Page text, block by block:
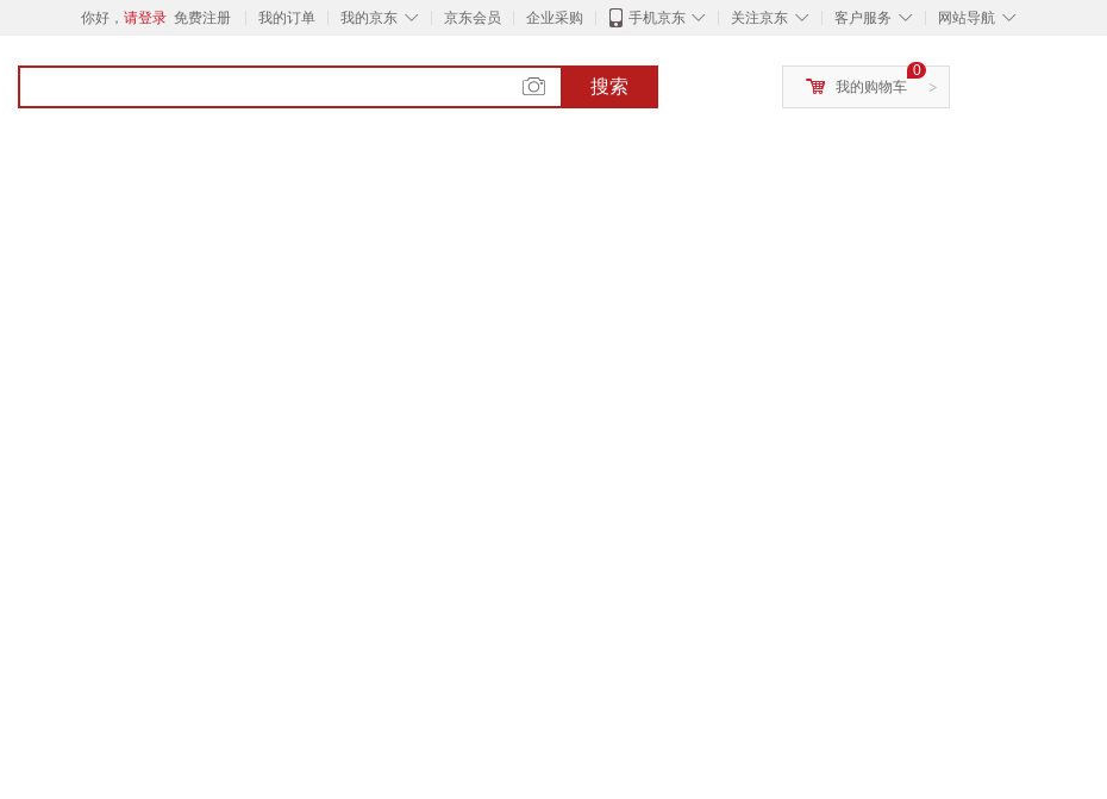
你好， 请登录 免费注册 我的订单 ◇
我的京东 京东会员 企业采购 ◇
手机京东 ◇
关注京东 ◇
客户服务 ◇
网站导航
搜索 >
0
我的购物车